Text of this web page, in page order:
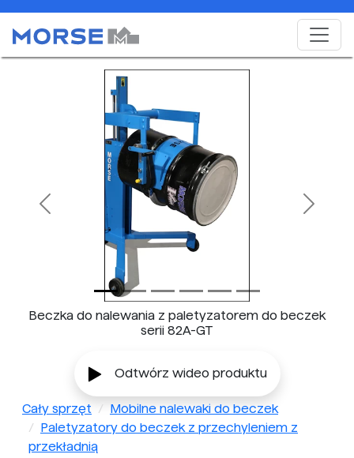
Beczka do nalewania z paletyzatorem do beczek
serii 82A-GT
Previous Next
Odtwórz wideo produktu
Cały sprzęt
Mobilne nalewaki do beczek
Paletyzatory do beczek z przechyleniem z
przekładnią